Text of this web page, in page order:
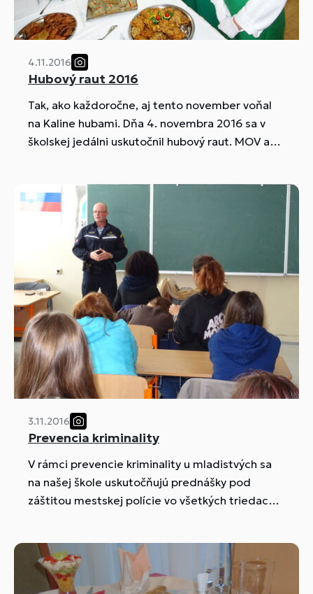
4.11.2016
Hubový raut 2016
Tak, ako každoročne, aj tento november voňal
na Kaline hubami. Dňa 4. novembra 2016 sa v
školskej jedálni uskutočnil hubový raut. MOV a
hríbov bol sám náš pán riaditeľ.
3.11.2016
Prevencia kriminality
V rámci prevencie kriminality u mladistvých sa
na našej škole uskutočňujú prednášky pod
záštitou mestskej polície vo všetkých triedach